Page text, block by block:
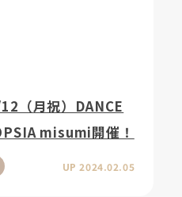
（月祝）DANCE
misumi開催！
UP 2024.02.05